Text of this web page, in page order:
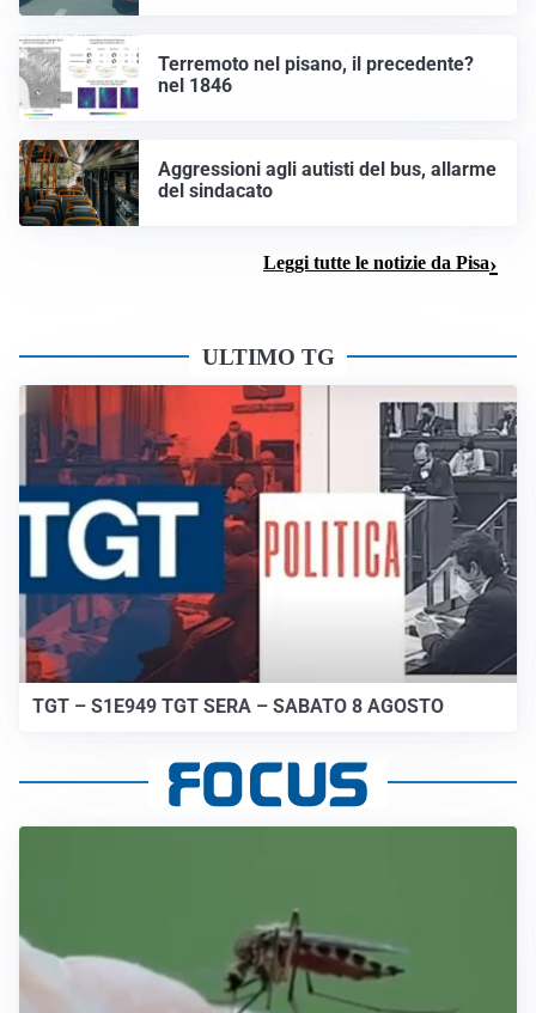
Terremoto nel pisano, il precedente?
nel 1846
Aggressioni agli autisti del bus, allarme
del sindacato
Leggi tutte le notizie da Pisa
ULTIMO TG
TGT – S1E949 TGT SERA – SABATO 8 AGOSTO